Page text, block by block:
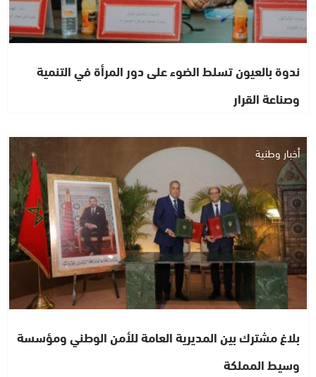
ندوة بالعيون تسلط الضوء على دور المرأة في التنمية
وصناعة القرار
أخبار وطنية
بلاغ مشترك بين المديرية العامة للأمن الوطني ومؤسسة
وسيط المملكة